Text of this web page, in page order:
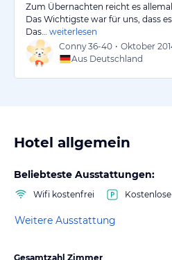
Zum Übernachten reicht es allemal.
Das Wichtigste war für uns, dass
Das…
weiterlesen
Conny36-40 • Oktober
Aus Deutschland
Hotel allgemein
Beliebteste Ausstattungen:
Wifi kostenfrei
Weitere Ausstattung
Gesamtzahl Zimmer